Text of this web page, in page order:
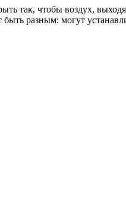
так, чтобы воздух,
разным: могут